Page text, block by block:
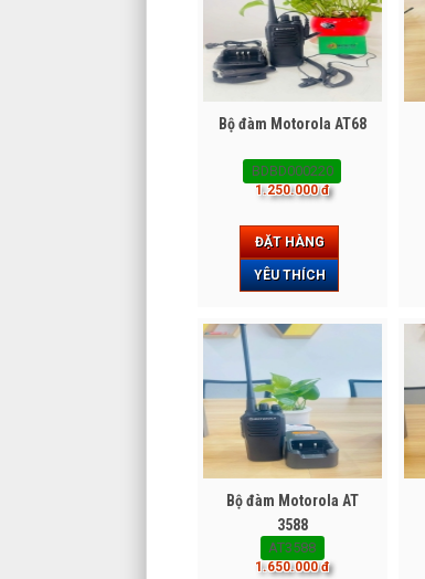
Bộ đàm Motorola AT68
BDBD000220
1.250.000 đ
ĐẶT HÀNG
YÊU THÍCH
Bộ đàm Motorola AT
3588
AT3588
1.650.000 đ